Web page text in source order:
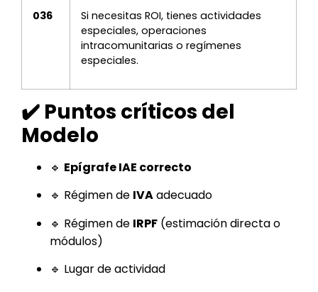
036
Si necesitas ROI, tienes actividades
especiales, operaciones
intracomunitarias o regímenes
especiales.
✔️ Puntos críticos del
Modelo
🔹 Epígrafe IAE correcto
🔹 Régimen de IVAadecuado
🔹 Régimen de IRPF (estimación directa o
módulos)
🔹 Lugar de actividad